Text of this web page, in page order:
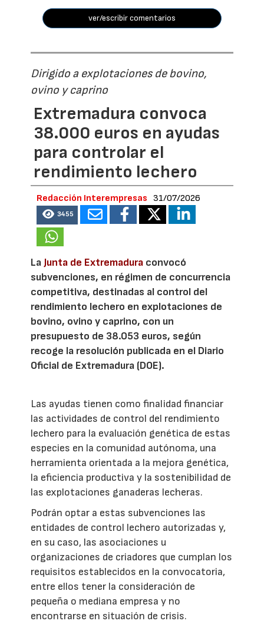
ver/escribir comentarios
Dirigido a explotaciones de bovino,
ovino y caprino
Extremadura convoca
38.000 euros en ayudas
para controlar el
rendimiento lechero
Redacción Interempresas 31/07/2026
3455
LaJunta de Extremadura convocó
subvenciones, en régimen de concurrencia
competitiva, destinadas al control del
rendimiento lechero en explotaciones de
bovino, ovino y caprino, con un
presupuesto de 38.053 euros, según
recoge la resolución publicada en el Diario
Oficial de Extremadura (DOE).
Las ayudas tienen como finalidad financiar
las actividades de control del rendimiento
lechero para la evaluación genética de estas
especies en la comunidad autónoma, una
herramienta orientada a la mejora genética,
la eficiencia productiva y la sostenibilidad de
las explotaciones ganaderas lecheras.
Podrán optar a estas subvenciones las
entidades de control lechero autorizadas y,
en su caso, las asociaciones u
organizaciones de criadores que cumplan los
requisitos establecidos en la convocatoria,
entre ellos tener la consideración de
pequeña o mediana empresa y no
encontrarse en situación de crisis.